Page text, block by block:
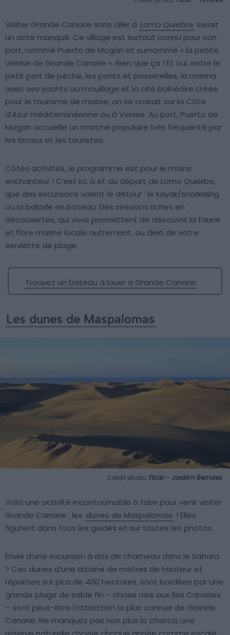
Visiter Grande Canarie sans aller à Lomo Quiebre serait
un acte manqué. Ce village est surtout connu pour son
port, nommé Puerto de Mogán et surnommé « la petite
Venise de Grande Canarie ». Rien que ça ! Et oui, entre le
petit port de pêche, les ponts et passerelles, la marina
avec ses yachts au mouillage et la cité balnéaire créée
pour le tourisme de masse, on se croirait sur la Côte
d’Azur méditerranéenne ou à Venise. Au port, Puerto de
Mogan accueille un marché populaire très fréquenté par
les locaux et les touristes.
Côtés activités, le programme est pour le moins
enchanteur ! C’est ici, à et au départ de Lomo Quierbe,
que des excursions valent le détour : le kayak/snorkeling
ou la balade en bateau. Des sessions riches en
découvertes, qui vous promettent de découvrir la faune
et flore marine locale autrement, au delà de votre
serviette de plage.
Trouvez un bateau à louer à Grande Canarie
Les dunes de Maspalomas
Crédit photo: Flickr – Joakim Berndes
Voici une activité incontournable à faire pour venir visiter
Grande Canarie : les dunes de Maspalomas ! Elles
figurent dans tous les guides et sur toutes les photos.
Envie d’une excursion à dos de chameau dans le Sahara
? Ces dunes d’une dizaine de mètres de hauteur et
réparties sur plus de 400 hectares, sont bordées par une
grande plage de sable fin – chose rare aux îles Canaries
– sont peut-être l’attraction la plus connue de Grande
Canarie. Ne manquez pas non plus la charca, une